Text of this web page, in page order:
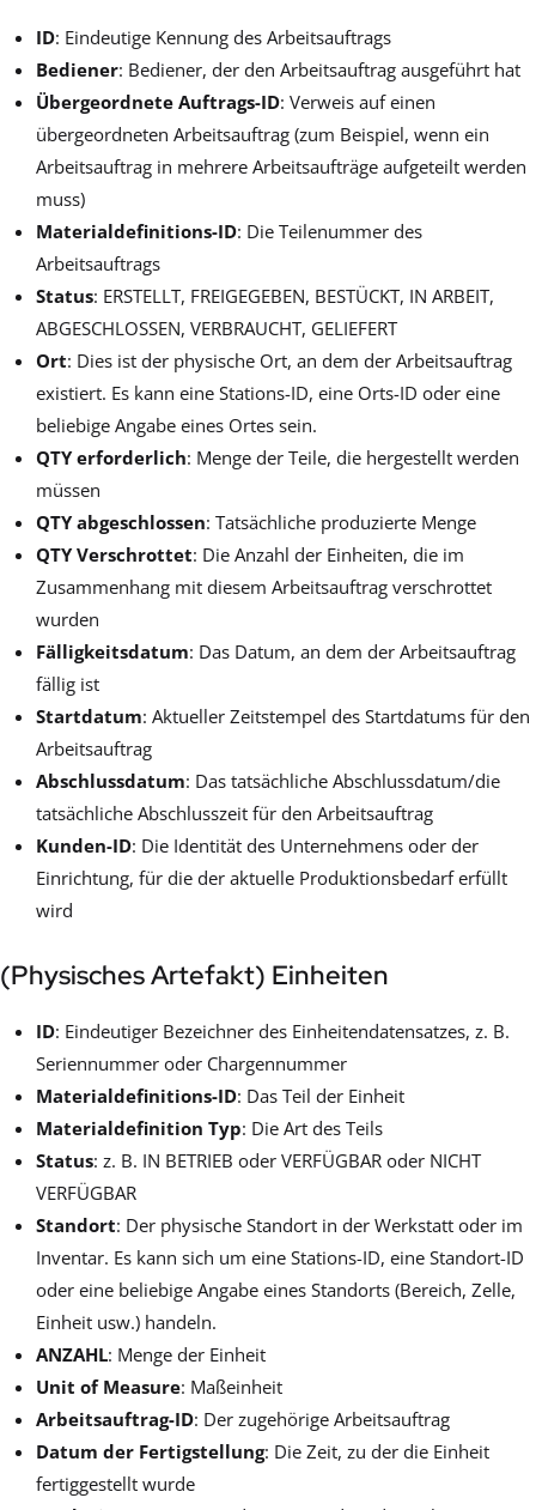
ID: Eindeutige Kennung des Arbeitsauftrags
Bediener: Bediener, der den Arbeitsauftrag ausgeführt hat
Übergeordnete Auftrags-ID: Verweis auf einen
übergeordneten Arbeitsauftrag (zum Beispiel, wenn ein
Arbeitsauftrag in mehrere Arbeitsaufträge aufgeteilt werden
muss)
Materialdefinitions-ID: Die Teilenummer des
Arbeitsauftrags
Status: ERSTELLT, FREIGEGEBEN, BESTÜCKT, IN ARBEIT,
ABGESCHLOSSEN, VERBRAUCHT, GELIEFERT
Ort: Dies ist der physische Ort, an dem der Arbeitsauftrag
existiert. Es kann eine Stations-ID, eine Orts-ID oder eine
beliebige Angabe eines Ortes sein.
QTY erforderlich: Menge der Teile, die hergestellt werden
müssen
QTY abgeschlossen: Tatsächliche produzierte Menge
QTY Verschrottet: Die Anzahl der Einheiten, die im
Zusammenhang mit diesem Arbeitsauftrag verschrottet
wurden
Fälligkeitsdatum: Das Datum, an dem der Arbeitsauftrag
fällig ist
Startdatum: Aktueller Zeitstempel des Startdatums für den
Arbeitsauftrag
Abschlussdatum: Das tatsächliche Abschlussdatum/die
tatsächliche Abschlusszeit für den Arbeitsauftrag
Kunden-ID: Die Identität des Unternehmens oder der
Einrichtung, für die der aktuelle Produktionsbedarf erfüllt
wird
(Physisches Artefakt) Einheiten
ID: Eindeutiger Bezeichner des Einheitendatensatzes, z. B.
Seriennummer oder Chargennummer
Materialdefinitions-ID: Das Teil der Einheit
Materialdefinition Typ: Die Art des Teils
Status: z. B. IN BETRIEB oder VERFÜGBAR oder NICHT
VERFÜGBAR
Standort: Der physische Standort in der Werkstatt oder im
Inventar. Es kann sich um eine Stations-ID, eine Standort-ID
oder eine beliebige Angabe eines Standorts (Bereich, Zelle,
Einheit usw.) handeln.
ANZAHL: Menge der Einheit
Unit of Measure: Maßeinheit
Arbeitsauftrag-ID: Der zugehörige Arbeitsauftrag
Datum der Fertigstellung: Die Zeit, zu der die Einheit
fertiggestellt wurde